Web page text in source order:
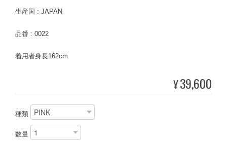
生産国 : JAPAN
品番 : 0022
着用者身長162cm
¥39,600
種類
数量